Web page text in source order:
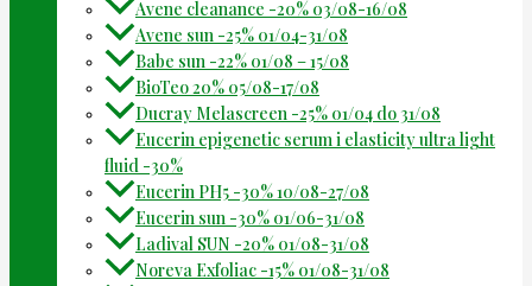
Avene cleanance -20% 03/08-16/08
Avene sun -25% 01/04-31/08
Babe sun -22% 01/08 – 15/08
BioTeo 20% 05/08-17/08
Ducray Melascreen -25% 01/04 do 31/08
Eucerin epigenetic serum i elasticity ultra light
fluid -30%
Eucerin PH5 -30% 10/08-27/08
Eucerin sun -30% 01/06-31/08
Ladival SUN -20% 01/08-31/08
Noreva Exfoliac -15% 01/08-31/08